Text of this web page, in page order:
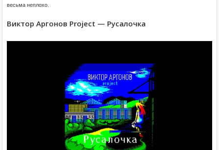
весьма неплохо.
Виктор Аргонов Project — Русалочка